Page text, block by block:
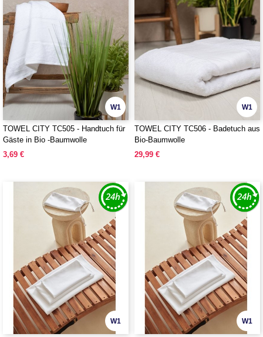
W1
TOWEL CITY TC505 - Handtuch für
Gäste in Bio -Baumwolle
3,69 €
W1
TOWEL CITY TC506 - Badetuch aus
Bio-Baumwolle
29,99 €
W1 W1